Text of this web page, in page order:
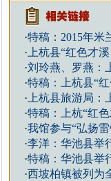
·特稿：2015年米
·上杭县“红色才
·刘玲燕、罗燕：
·特稿：上杭县“
·上杭县旅游局：
·特稿：上杭“红
·我馆参与“弘扬
·李洋：华池县举
·特稿：华池县举
·西坡柏镇被列为